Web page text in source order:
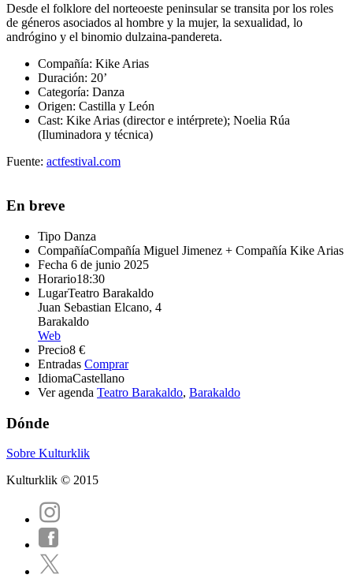
Desde el folklore del norteoeste peninsular se transita por los roles
de géneros asociados al hombre y la mujer, la sexualidad, lo
andrógino y el binomio dulzaina-pandereta.
Compañía: Kike Arias
Duración: 20’
Categoría: Danza
Origen: Castilla y León
Cast: Kike Arias (director e intérprete); Noelia Rúa
(Iluminadora y técnica)
Fuente: actfestival.com
En breve
Tipo Danza
CompañíaCompañía Miguel Jimenez + Compañía Kike Arias
Fecha 6 de junio 2025
Horario18:30
LugarTeatro Barakaldo
Juan Sebastian Elcano, 4
Barakaldo
Web
Precio8 €
Entradas Comprar
IdiomaCastellano
Ver agenda Teatro Barakaldo, Barakaldo
Dónde
Sobre Kulturklik
Kulturklik © 2015